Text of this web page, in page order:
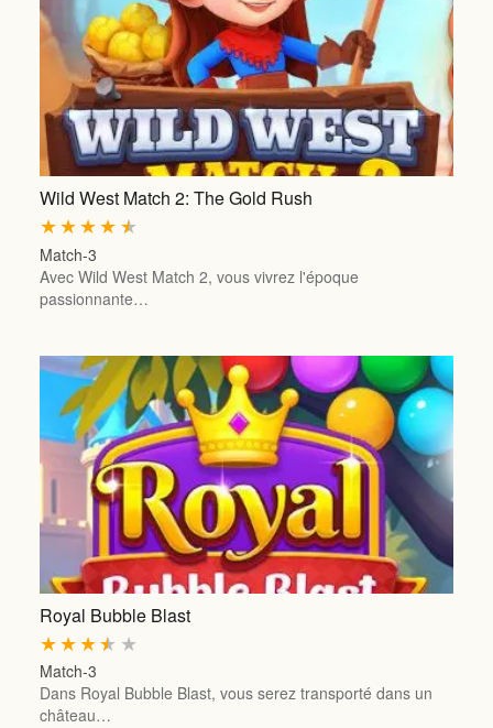
Wild West Match 2: The Gold Rush
★
★
★
★
★
Match-3
Avec Wild West Match 2, vous vivrez l'époque
passionnante…
Royal Bubble Blast
★
★
★
★
★
Match-3
Dans Royal Bubble Blast, vous serez transporté dans un
château…